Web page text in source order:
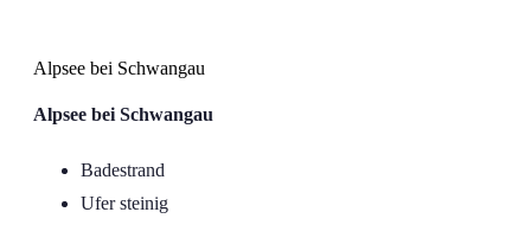
Alpsee bei Schwangau
Alpsee bei Schwangau
Badestrand
Ufer steinig